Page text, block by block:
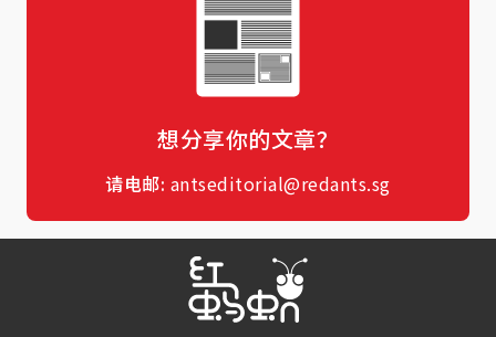
想分享你的文章？
请电邮: antseditorial@redants.sg